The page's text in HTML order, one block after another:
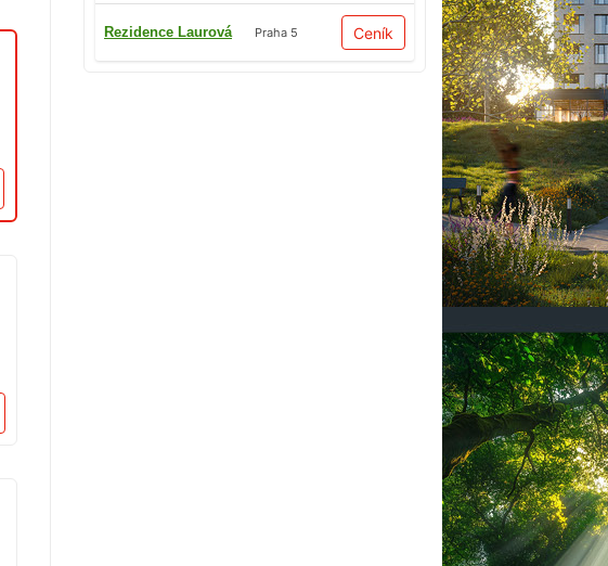
Rezidence Laurová Praha 5 Ceník